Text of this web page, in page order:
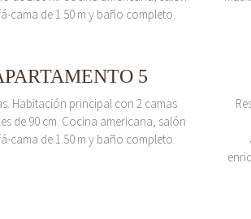
cama de 1.50 m y baño completo.
5
Habitación principal con 2 camas
de 90 cm. Cocina americana, salón
cama de 1.50 m y baño completo.